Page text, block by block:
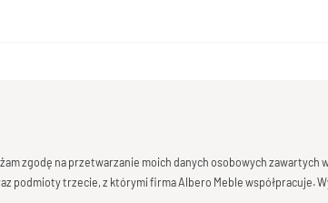
zgodę na przetwarzanie moich danych osobowych
podmioty trzecie, z którymi firma Albero Meble